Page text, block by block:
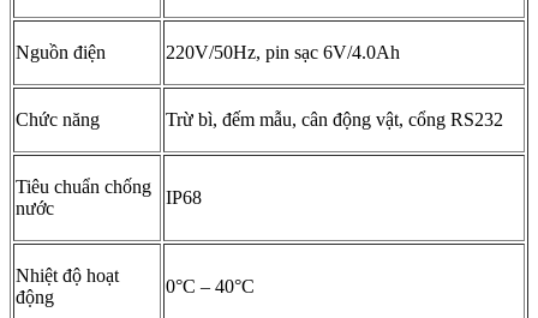
Nguồn điện 220V/50Hz, pin sạc 6V/4.0Ah
Chức năng Trừ bì, đếm mẫu, cân động vật, cổng RS232
Tiêu chuẩn chống
nước
IP68
Nhiệt độ hoạt
động
0°C – 40°C